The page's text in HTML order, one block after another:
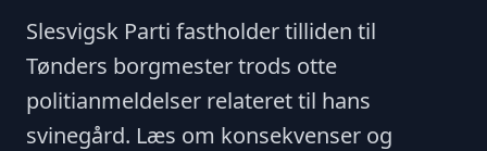
Slesvigsk Parti fastholder tilliden til
Tønders borgmester trods otte
politianmeldelser relateret til hans
svinegård. Læs om konsekvenser og